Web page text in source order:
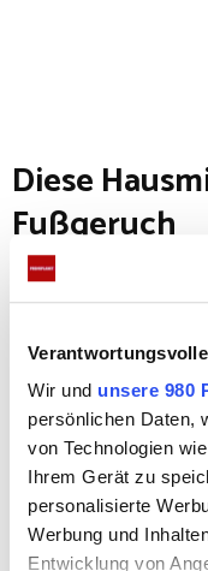
Wir und unsere 980
persönlichen Daten,
von Technologien
Ihrem Gerät zu
personalisierte
Werbung und
Entwicklung von
Diese
Fußgeruch
Das
du auch die
dabei nicht
Mit einem
entfernen.
Lege auf die
Fußpuder –